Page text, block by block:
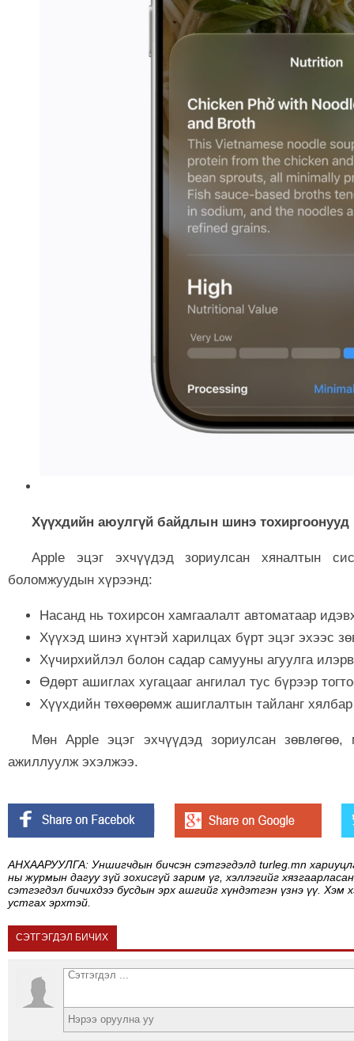
Хүүхдийн аюулгүй байдлын шинэ тохиргоонууд
Apple эцэг эхчүүдэд зориулсан хяналтын
боломжуудын хүрээнд:
Насанд нь тохирсон хамгаалалт автоматаар
Хүүхэд шинэ хүнтэй харилцах бүрт эцэг эхээс
Хүчирхийлэл болон садар самууны агуулга
Өдөрт ашиглах хугацааг ангилал тус бүрээр
Хүүхдийн төхөөрөмж ашиглалтын тайланг
Мөн Apple эцэг эхчүүдэд зориулсан
ажиллуулж эхэлжээ.
АНХААРУУЛГА: Уншигчдын бичсэн сэтгэгдэлд turleg.mn
ны журмын дагуу зүй зохисгүй зарим үг, хэллэгийг
сэтгэгдэл бичихдээ бусдын эрх ашгийг хүндэтгэн үзнэ үү. Хэм
устгах эрхтэй.
СЭТГЭГДЭЛ БИЧИХ